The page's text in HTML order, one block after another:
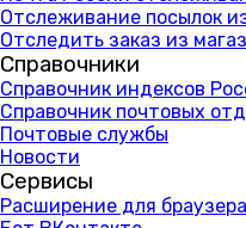
Отслеживание посылок
Отследить заказ из
Справочники
Справочник индексов
Справочник почтовых
Почтовые службы
Новости
Сервисы
Расширение для браузера